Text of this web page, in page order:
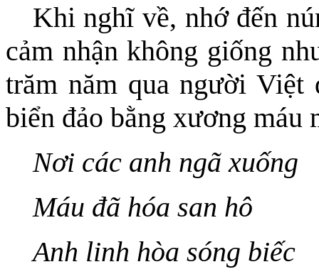
Khi nghĩ về, nhớ đến
cảm nhận không giống
trăm năm qua người Việt
biển đảo bằng xương máu
Nơi các anh ngã xuống
Máu đã hóa san hô
Anh linh hòa sóng biếc